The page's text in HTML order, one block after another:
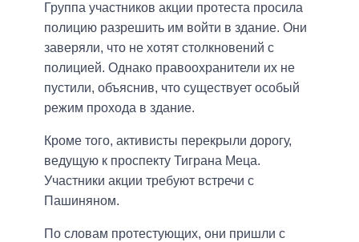
Группа участников акции протеста просила
полицию разрешить им войти в здание. Они
заверяли, что не хотят столкновений с
полицией. Однако правоохранители их не
пустили, объяснив, что существует особый
режим прохода в здание.
Кроме того, активисты перекрыли дорогу,
ведущую к проспекту Тиграна Меца.
Участники акции требуют встречи с
Пашиняном.
По словам протестующих, они пришли с